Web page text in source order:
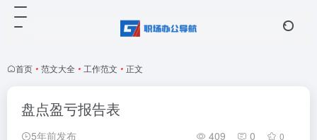
首页 • 范文大全 • 工作范文 • 正文
盘点盈亏报告表
5年前发布 409 0 0